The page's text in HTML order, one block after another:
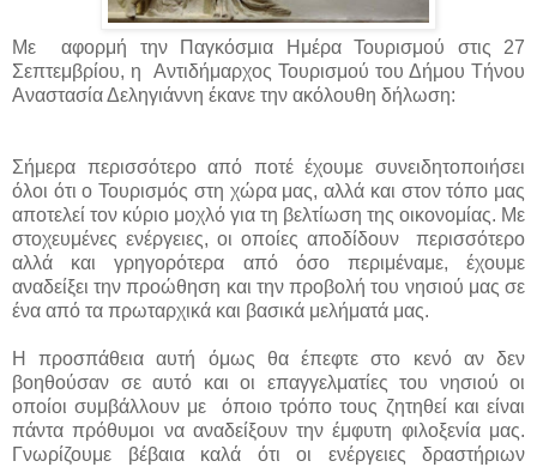
Με αφορμή την Παγκόσμια Ημέρα Τουρισμού στις 27
Σεπτεμβρίου, η Αντιδήμαρχος Τουρισμού του Δήμου Τήνου
Αναστασία Δεληγιάννη έκανε την ακόλουθη δήλωση:
Σήμερα περισσότερο από ποτέ έχουμε συνειδητοποιήσει
όλοι ότι ο Τουρισμός στη χώρα μας, αλλά και στον τόπο μας
αποτελεί τον κύριο μοχλό για τη βελτίωση της οικονομίας. Με
στοχευμένες ενέργειες, οι οποίες αποδίδουν περισσότερο
αλλά και γρηγορότερα από όσο περιμέναμε, έχουμε
αναδείξει την προώθηση και την προβολή του νησιού μας σε
ένα από τα πρωταρχικά και βασικά μελήματά μας.
Η προσπάθεια αυτή όμως θα έπεφτε στο κενό αν δεν
βοηθούσαν σε αυτό και οι επαγγελματίες του νησιού οι
οποίοι συμβάλλουν με όποιο τρόπο τους ζητηθεί και είναι
πάντα πρόθυμοι να αναδείξουν την έμφυτη φιλοξενία μας.
Γνωρίζουμε βέβαια καλά ότι οι ενέργειες δραστήριων